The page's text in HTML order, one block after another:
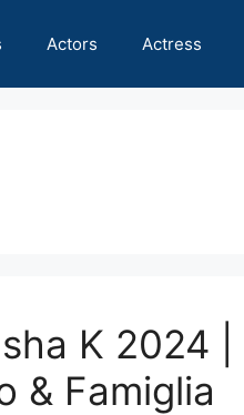
Actors Actress
K 2024 |
& Famiglia